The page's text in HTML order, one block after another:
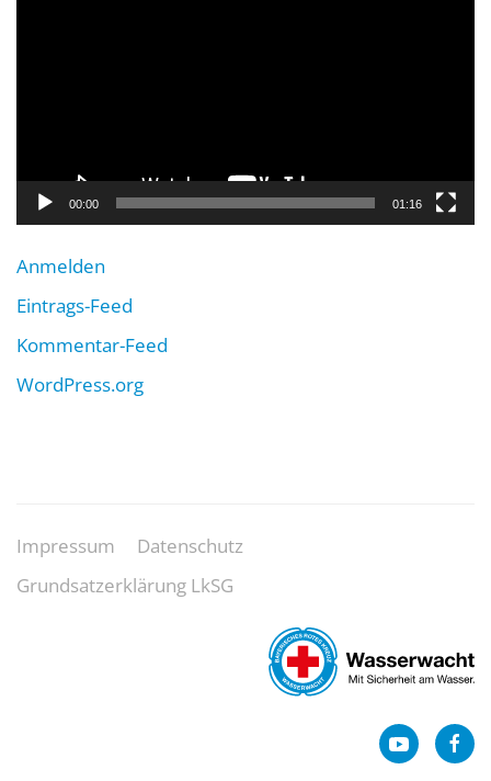
00:00 01:16
Anmelden
Eintrags-Feed
Kommentar-Feed
WordPress.org
Impressum
Datenschutz
Grundsatzerklärung LkSG